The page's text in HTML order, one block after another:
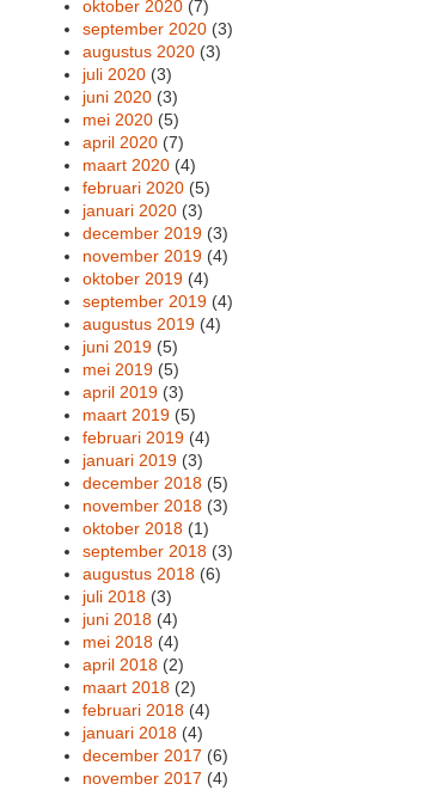
oktober 2020 (7)
september 2020 (3)
augustus 2020 (3)
juli 2020 (3)
juni 2020 (3)
mei 2020 (5)
april 2020 (7)
maart 2020 (4)
februari 2020 (5)
januari 2020 (3)
december 2019 (3)
november 2019 (4)
oktober 2019 (4)
september 2019 (4)
augustus 2019 (4)
juni 2019 (5)
mei 2019 (5)
april 2019 (3)
maart 2019 (5)
februari 2019 (4)
januari 2019 (3)
december 2018 (5)
november 2018 (3)
oktober 2018 (1)
september 2018 (3)
augustus 2018 (6)
juli 2018 (3)
juni 2018 (4)
mei 2018 (4)
april 2018 (2)
maart 2018 (2)
februari 2018 (4)
januari 2018 (4)
december 2017 (6)
november 2017 (4)